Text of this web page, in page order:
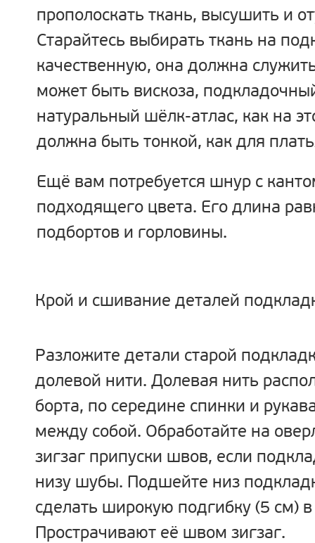
прополоскать ткань, высушить и
Старайтесь выбирать ткань на
качественную, она должна
может быть вискоза,
натуральный шёлк-атлас, как на
должна быть тонкой, как для
Ещё вам потребуется шнур с
подходящего цвета. Его длина
подбортов и горловины.
Крой и сшивание деталей
Разложите детали старой
долевой нити. Долевая нить
борта, по середине спинки и
между собой. Обработайте на
зигзаг припуски швов, если
низу шубы. Подшейте низ
сделать широкую подгибку (5 см) в
Прострачивают её швом зигзаг.